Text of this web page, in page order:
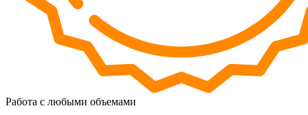
Работа с любыми объемами